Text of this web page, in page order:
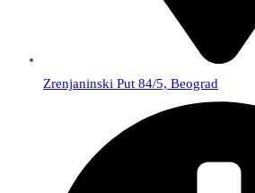
Zrenjaninski Put 84/5, Beograd